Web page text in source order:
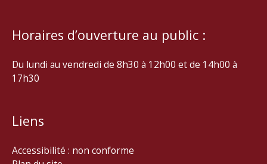
Horaires d’ouverture au public :
Du lundi au vendredi de 8h30 à 12h00 et de 14h00 à
17h30
Liens
Accessibilité : non conforme